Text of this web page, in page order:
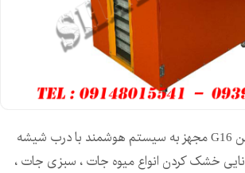
دستگاه میوه خشک کن G16 مجهز به سیستم هوشمند با درب شیشه
خشک کردن انواع میوه جات ، سبزی جات ،